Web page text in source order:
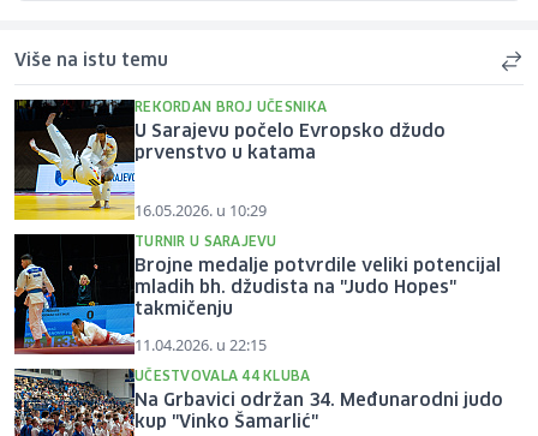
Više na istu temu
REKORDAN BROJ UČESNIKA
U Sarajevu počelo Evropsko džudo
prvenstvo u katama
16.05.2026. u 10:29
TURNIR U SARAJEVU
Brojne medalje potvrdile veliki potencijal
mladih bh. džudista na "Judo Hopes"
takmičenju
11.04.2026. u 22:15
UČESTVOVALA 44 KLUBA
Na Grbavici održan 34. Međunarodni judo
kup "Vinko Šamarlić"